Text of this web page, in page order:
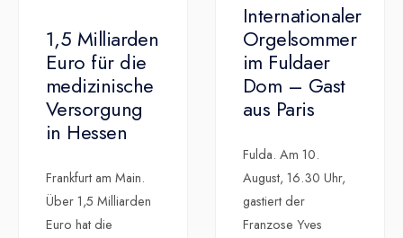
Internationaler
Orgelsommer
im Fuldaer
Dom – Gast
aus Paris
Fulda. Am 10.
August, 16.30 Uhr,
gastiert der
Franzose Yves
1,5 Milliarden
Euro für die
medizinische
Versorgung
in Hessen
Frankfurt am Main.
Über 1,5 Milliarden
Euro hat die